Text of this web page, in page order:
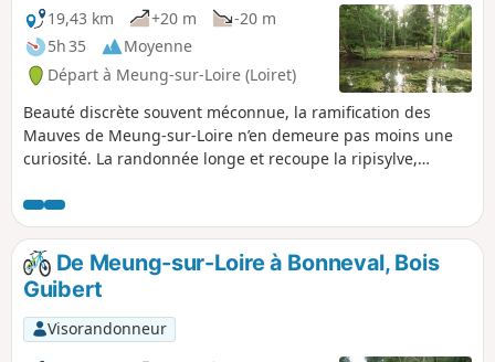
19,43 km
+20 m
-20 m
5h 35
Moyenne
Départ à Meung-sur-Loire (Loiret)
Beauté discrète souvent méconnue, la ramification des
Mauves de Meung-sur-Loire n’en demeure pas moins une
curiosité. La randonnée longe et recoupe la ripisylve,
de frênes et de peupliers. Constituée de trois boucles, la
randonnée offre plusieurs variantes possibles.
De Meung-sur-Loire à Bonneval, Bois
Guibert
Visorandonneur